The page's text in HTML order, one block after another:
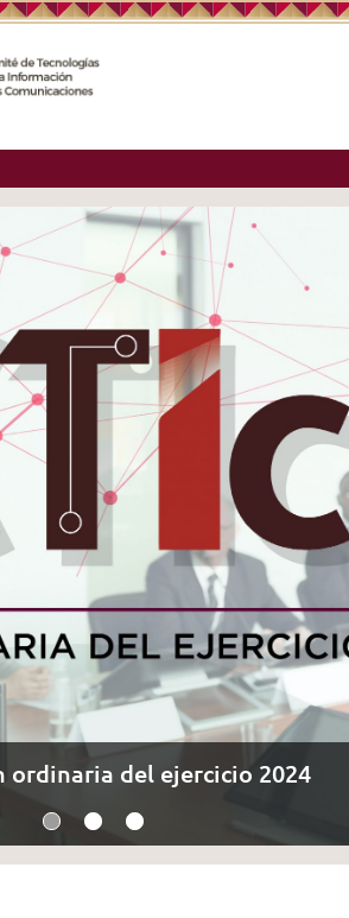
ordinaria del ejercicio 2024
PTIC 2024